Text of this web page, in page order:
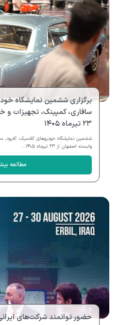
برگزاری ششمین نمایشگاه
سافاری، کمپینگ، تجهیزات و
۲۳ تیرماه ۱۴۰۵
ششمین نمایشگاه خودروهای کلاسیک، آفرود،
وابسته اصفهان از ۲۳ تیرماه ۱۴۰۵...
مطالعه
حضور توانمند شرکت‌های